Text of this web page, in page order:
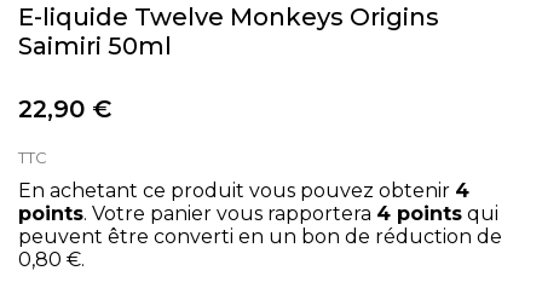
E-liquide Twelve Monkeys Origins
Saimiri 50ml
22,90 €
TTC
En achetant ce produit vous pouvez obtenir 4
points. Votre panier vous rapportera 4 points qui
peuvent être converti en un bon de réduction de
0,80 €.